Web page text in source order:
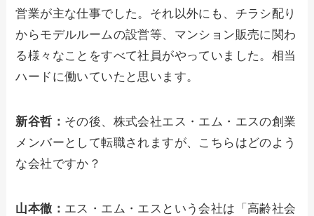
営業が主な仕事でした。それ以外にも、チラシ配り
からモデルルームの設営等、マンション販売に関わ
る様々なことをすべて社員がやっていました。相当
ハードに働いていたと思います。
新谷哲： その後、株式会社エス・エム・エスの創業
メンバーとして転職されますが、こちらはどのよう
な会社ですか？
山本徹： エス・エム・エスという会社は「高齢社会